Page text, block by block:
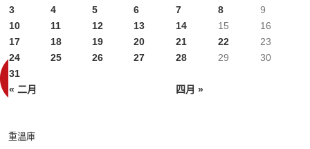
« 二月 四月 »
3
4 5 6 7 8
9
10
11 12 13 14 15
16
17
18 19 20 21 22
23
24
25 26 27 28 29
30
31
重溫庫